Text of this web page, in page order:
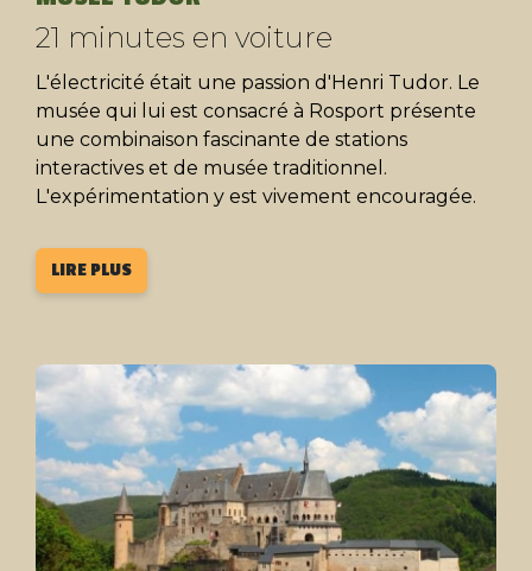
21 minutes en voiture
L'électricité était une passion d'Henri Tudor. Le
musée qui lui est consacré à Rosport présente
une combinaison fascinante de stations
interactives et de musée traditionnel.
L'expérimentation y est vivement encouragée.
LIRE PLUS